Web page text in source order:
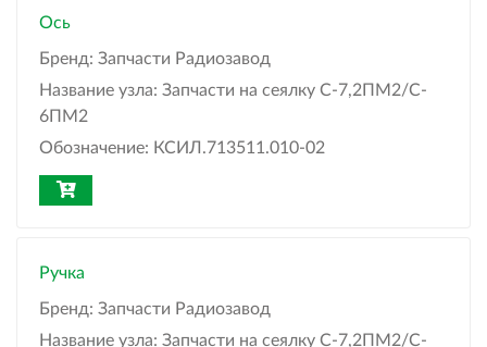
Ось
Бренд: Запчасти Радиозавод
Название узла: Запчасти на сеялку С-7,2ПМ2/C-
6ПМ2
Обозначение: КСИЛ.713511.010-02
Ручка
Бренд: Запчасти Радиозавод
Название узла: Запчасти на сеялку С-7,2ПМ2/C-